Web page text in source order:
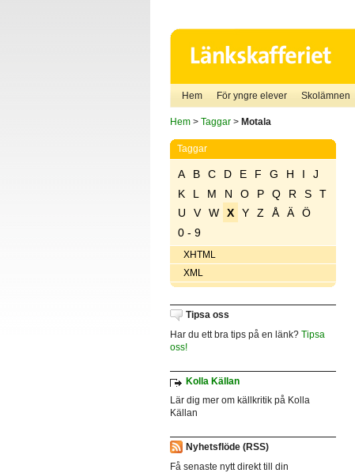
Hem För yngre elever Skolämnen
Hem> Taggar> Motala
Taggar
A B C D E F G H I
J
K
L M N O P Q R S
T
U
V W X Y Z Å Ä
Ö
0 - 9
XHTML
XML
Tipsa oss
Har du ett bra tips på en länk? Tipsa
oss!
Kolla Källan
Lär dig mer om källkritik på Kolla
Källan
Nyhetsflöde (RSS)
Få senaste nytt direkt till din